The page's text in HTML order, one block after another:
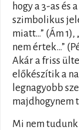
hogy a 3-as és
szimbolikus
miatt…” (Ám
nem értek…”
Akár a friss
előkészítik a
legnagyobb
majdhogynem
Mi nem